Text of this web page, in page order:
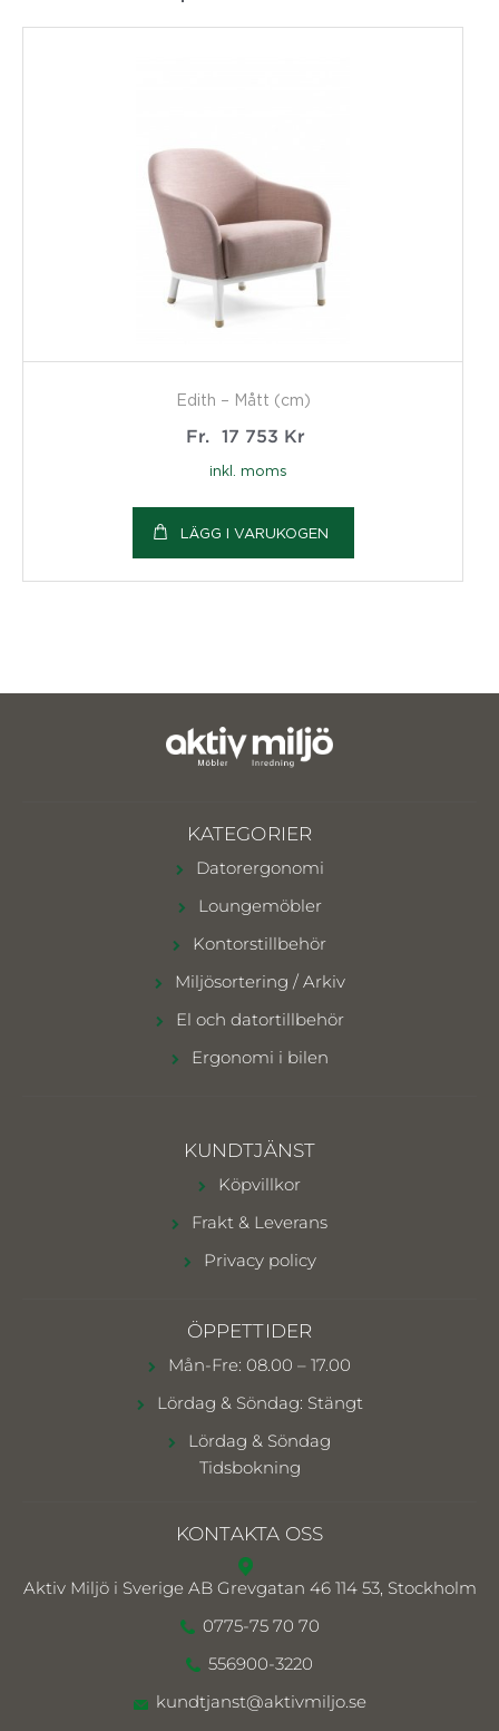
Edith – Mått (cm)
Fr. 17 753 Kr
inkl. moms
LÄGG I VARUKOGEN
KATEGORIER
Datorergonomi
Loungemöbler
Kontorstillbehör
Miljösortering / Arkiv
El och datortillbehör
Ergonomi i bilen
KUNDTJÄNST
Köpvillkor
Frakt & Leverans
Privacy policy
ÖPPETTIDER
Mån-Fre: 08.00 – 17.00
Lördag & Söndag: Stängt
Lördag & Söndag
Tidsbokning
KONTAKTA OSS
Aktiv Miljö i Sverige AB Grevgatan 46 114 53, Stockholm
0775-75 70 70
556900-3220
kundtjanst@aktivmiljo.se